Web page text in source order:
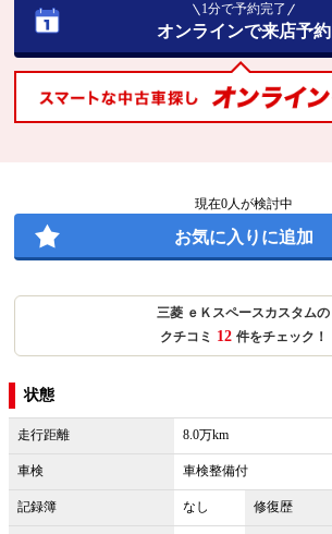
1分で予約完了
オンラインで来店予約
現在0人が検討中
お気に入りに追加
三菱 ｅＫスペースカスタムの
クチコミ 12 件をチェック！
状態
走行距離 8.0万km
車検 車検整備付
記録簿 なし 修復歴